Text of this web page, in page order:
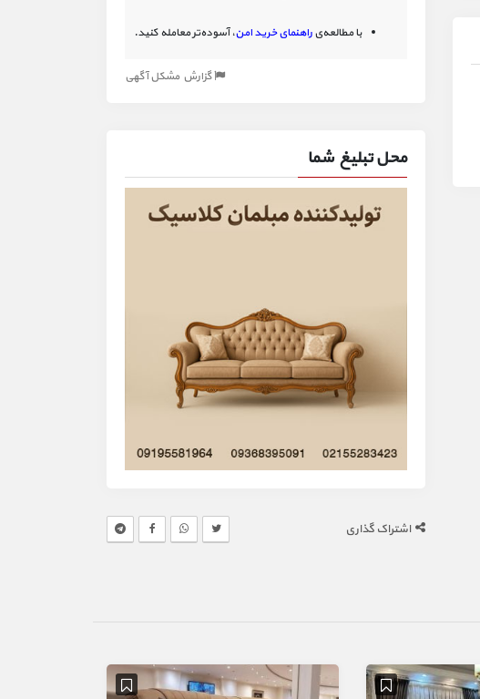
با مطالعه‌یراهنمای خرید امن، آسوده‌تر معامله کنید.
گزارش مشکل آگهی
محل تبلیغ شما
اشتراک گذاری